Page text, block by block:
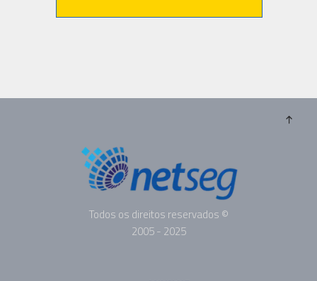
Todos os direitos reservados ©
2005 - 2025